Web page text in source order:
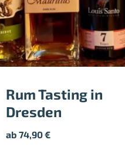
Rum Tasting in
Dresden
ab 74,90€